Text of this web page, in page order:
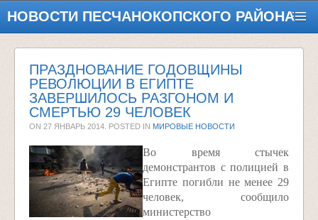
НОВОСТИ ПЕСЧАНОКОПСКОГО РАЙОНА
ПРАЗДНОВАНИЕ ГОДОВЩИНЫ
РЕВОЛЮЦИИ В ЕГИПТЕ
ЗАВЕРШИЛОСЬ РАЗГОНОМ И
СМЕРТЬЮ 29 ЧЕЛОВЕК
ON 27 ЯНВАРЬ 2014 . POSTED IN МИРОВЫЕ НОВОСТИ
Во время стычек
демонстрантов с полицией в
Египте погибли не менее 29
человек, сообщило
министерство